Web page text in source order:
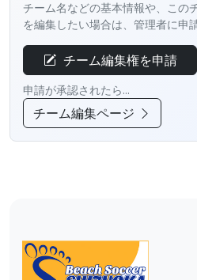
チーム名などの基本情報や、この
を編集したい場合は、管理者に申
チーム編集権を申請
申請が承認されたら...
チーム編集ページ